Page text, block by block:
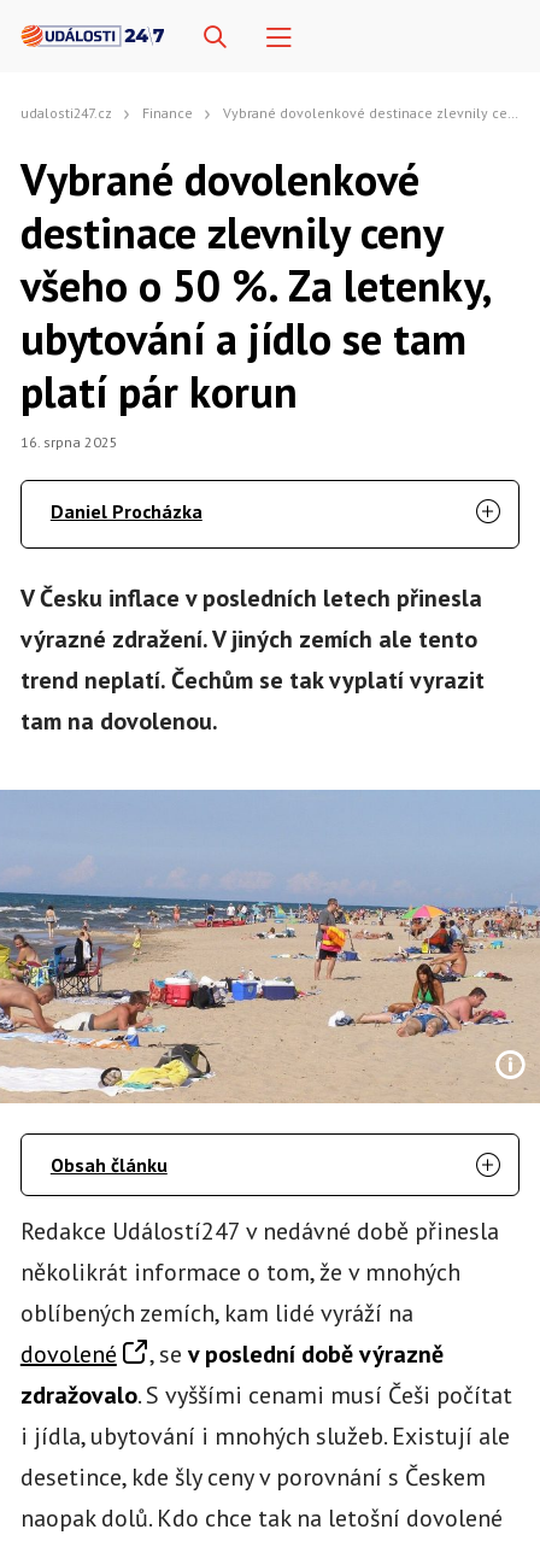
udalosti247.cz Finance Vybrané dovolenkové destinace zlevnily ceny všeho o 50 %. Za letenky, ubytování a jídlo se tam platí pár korun
Vybrané dovolenkové
destinace zlevnily ceny
všeho o 50 %. Za letenky,
ubytování a jídlo se tam
platí pár korun
16. srpna 2025
Daniel Procházka
V Česku inflace v posledních letech přinesla
výrazné zdražení. V jiných zemích ale tento
trend neplatí. Čechům se tak vyplatí vyrazit
tam na dovolenou.
Obsah článku
Redakce Událostí247 v nedávné době přinesla
několikrát informace o tom, že v mnohých
oblíbených zemích, kam lidé vyráží na
dovolené
, se v poslední době výrazně
zdražovalo. S vyššími cenami musí Češi počítat
i jídla, ubytování i mnohých služeb. Existují ale
desetince, kde šly ceny v porovnání s Českem
naopak dolů. Kdo chce tak na letošní dovolené